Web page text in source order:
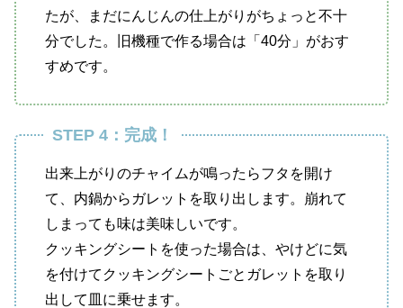
たが、まだにんじんの仕上がりがちょっと不十
分でした。旧機種で作る場合は「40分」がおす
すめです。
STEP 4：完成！
出来上がりのチャイムが鳴ったらフタを開け
て、内鍋からガレットを取り出します。崩れて
しまっても味は美味しいです。
クッキングシートを使った場合は、やけどに気
を付けてクッキングシートごとガレットを取り
出して皿に乗せます。